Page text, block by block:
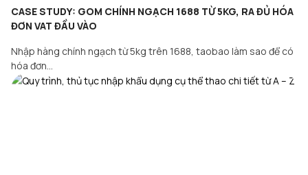
CASE STUDY: GOM CHÍNH NGẠCH 1688 TỪ 5KG, RA ĐỦ HÓA
ĐƠN VAT ĐẦU VÀO
Nhập hàng chính ngạch từ 5kg trên 1688, taobao làm sao để có
hóa đơn…